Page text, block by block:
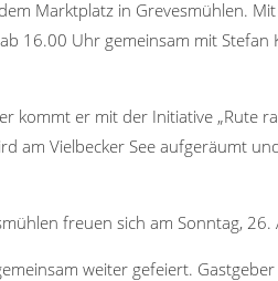
Marktplatz in Grevesmühlen.
16.00 Uhr gemeinsam mit
kommt er mit der Initiative „Rute
am Vielbecker See aufgeräumt
freuen sich am Sonntag,
weiter gefeiert.